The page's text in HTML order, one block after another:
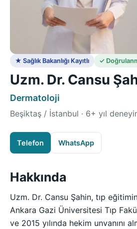
★ Sağlık Bakanlığı Kayıtlı ✓
Uzm. Dr. Cansu
Dermatoloji
Beşiktaş / İstanbul · 6+ yıl
Telefon WhatsApp
Hakkında
Uzm. Dr. Cansu Şahin, tıp
Ankara Gazi Üniversitesi Tıp
ve 2015 yılında hekim unvanını